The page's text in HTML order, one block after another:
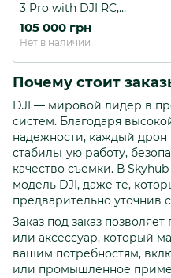
3 Pro with DJI RC,
бывший в
употреблении
105 000 грн
Нет в наличии
Почему стоит
DJI — мировой лидер в
систем. Благодаря
надежности, каждый дрон
стабильную работу,
качество съемки. В
модель DJI, даже те,
предварительно уточнив
Заказ под заказ
или аксессуар, который
вашим потребностям,
или промышленное